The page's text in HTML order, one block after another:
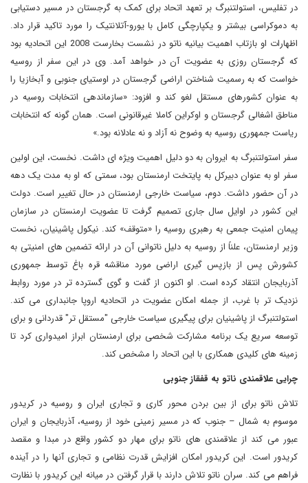
در تفلیس، استولتنبرگ بر تعهد اتحاد برای کمک به گرجستان در مسیر دستیابی
به دموکراسی بیشتر و یکپارچگی کامل با یورو-آتلانتیک را مورد تاکید قرار داد.
اظهارات او بازتاب اهمیت بیانیه ناتو در نشست بخارست 2008 این اتحادیه بود
که گرجستان روزی به عضویت آن در خواهد آمد. وی در این سفر از روسیه
خواست که به رسمیت شناختن اراضی گرجستان در اوستیای جنوبی و آبخازیا را
به عنوان کشور‌های مستقل لغو کند و افزود: «سازماندهی انتخابات روسیه در
مناطق اشغالی گرجستان و اوکراین کاملا غیرقانونی است. همان گونه که انتخابات
ریاست جمهوری روسیه به وضوح نه آزاد و نه عادلانه بود.»
سفر استولتنبرگ به ایروان به دو دلیل اهمیت ویژه ای داشت. نخست، این اولین
سفر او به عنوان دبیرکل به پایتخت ارمنستان بود، سمتی که او به مدت یک دهه
در آن حضور داشت. دوم، سیاست خارجی ارمنستان در حال تغییر است. دولت
این کشور در اوایل سال جاری تصمیم گرفت تا عضویت ارمنستان در سازمان
پیمان امنیت جمعی به رهبری روسیه را «متوقف» کند. نیکول پاشینیان، نخست
وزیر ارمنستان، علناً از روسیه به دلیل ناتوانی آن در ارائه تضمین های امنیتی به
کشورش پس از بازپس گیری اراضی مورد مناقشه قره باغ توسط جمهوری
آذربایجان انتقاد کرده است. او اکنون از گفت و گوی گسترده تر در مورد روابط
نزدیک تر با غرب، از جمله امکان عضویت در اتحادیه اروپا جانبداری می کند.
استولتنبرگ از پاشینیان برای پیگیری سیاست خارجی "مستقل تر" قدردانی و برای
توسعه سریع یک برنامه مشارکت شخصی برای ارمنستان ابراز امیدواری کرد تا
زمینه های کلیدی همکاری با این اتحاد را مشخص کند.
چرایی علاقمندی ناتو به قفقاز جنوبی
تلاش ناتو برای از بین بردن محور کاری و تجاری ایران و روسیه در کریدور
موسوم به شمال – جنوب که در مسیر زمینی خود از روسیه، آذربایجان و ایران
عبور می کند از علاقمندی های ناتو برای مهار دو کشور واقع در مبدا و مقصد
کریدور است. این کریدور امکان افزایش قدرت نظامی و تجاری آنها را در آینده
فراهم می کند. سران ناتو تلاش دارند با قرار گرفتن در میانه این کریدور با نظارت